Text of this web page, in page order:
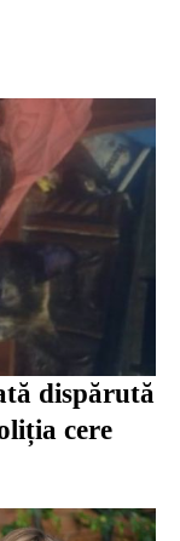
dispărută
cere